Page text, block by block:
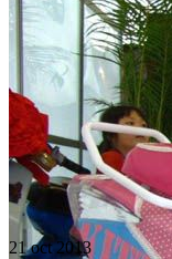
21 oct 2013